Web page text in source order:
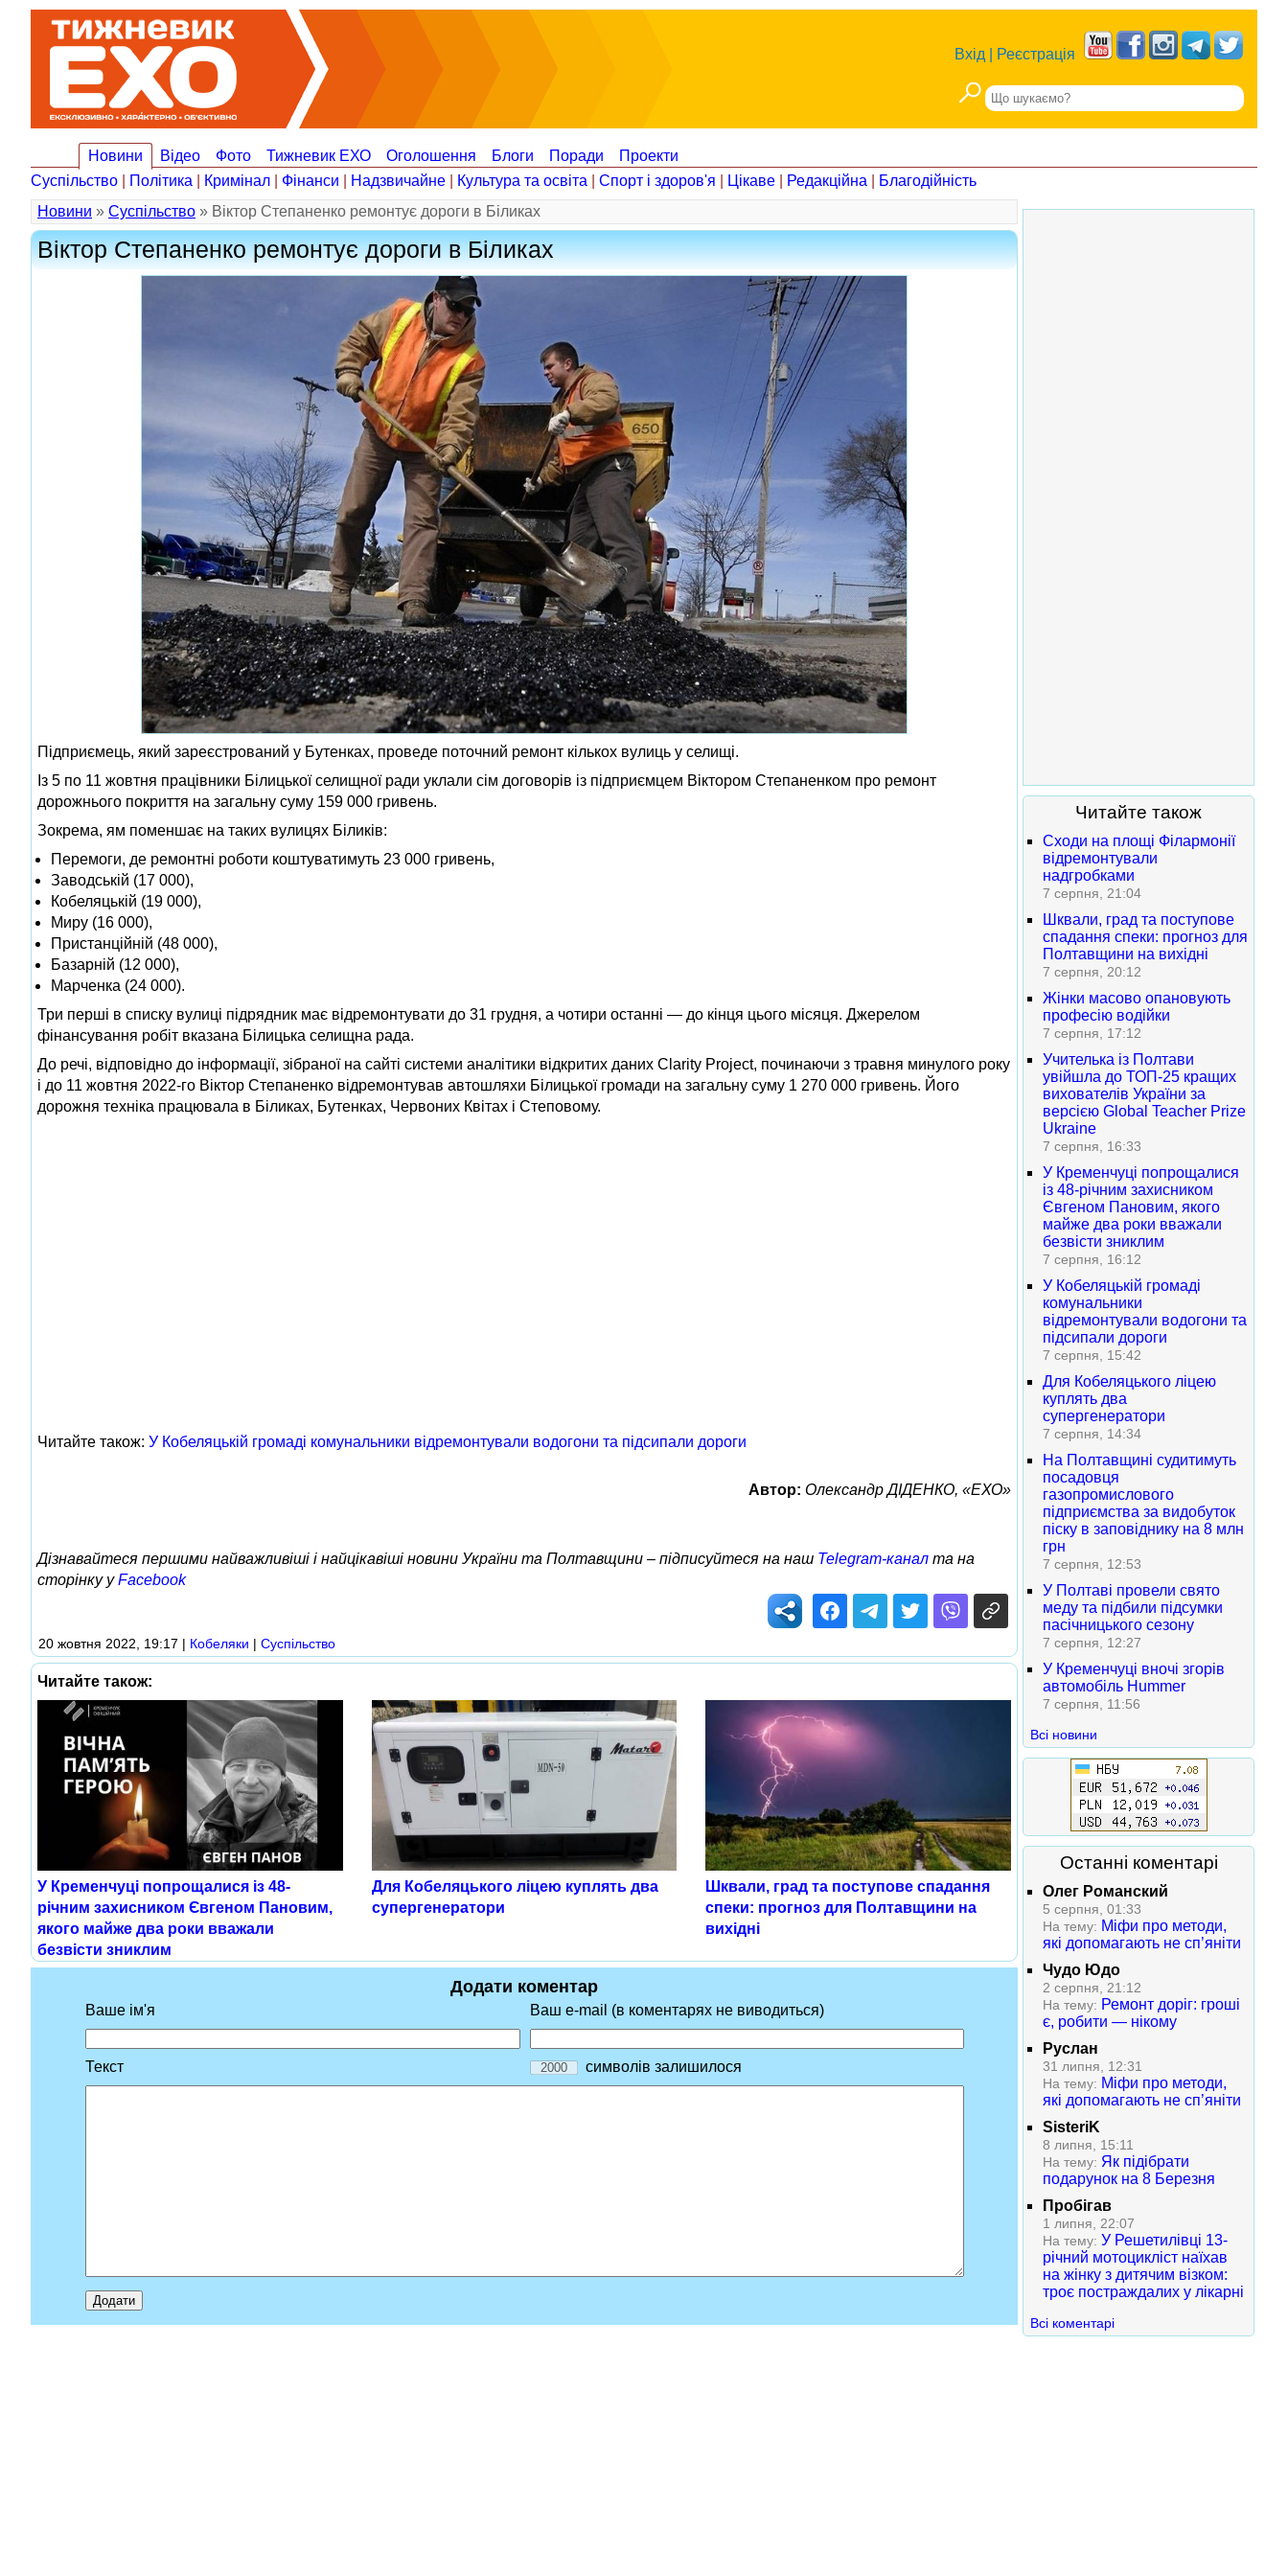
Вхід Реєстрація
Новини Відео Фото Тижневик ЕХО Оголошення Блоги Поради
Проекти
Суспільство
Політика Кримінал Фінанси Надзвичайне Культура та освіта Спорт і здоров'я Цікаве Редакційна
Благодійність
Новини » Суспільство » Віктор Степаненко ремонтує дороги в Біликах
Віктор Степаненко ремонтує дороги в Біликах
Підприємець, який зареєстрований у Бутенках, проведе поточний ремонт кількох вулиць у селищі.
Із 5 по 11 жовтня працівники Білицької селищної ради уклали сім договорів із підприємцем Віктором Степаненком про ремонт
дорожнього покриття на загальну суму 159 000 гривень.
Зокрема, ям поменшає на таких вулицях Біликів:
Перемоги, де ремонтні роботи коштуватимуть 23 000 гривень,
Заводській (17 000),
Кобеляцькій (19 000),
Миру (16 000),
Пристанційній (48 000),
Базарній (12 000),
Марченка (24 000).
Три перші в списку вулиці підрядник має відремонтувати до 31 грудня, а чотири останні — до кінця цього місяця. Джерелом
фінансування робіт вказана Білицька селищна рада.
До речі, відповідно до інформації, зібраної на сайті системи аналітики відкритих даних Clarity Project, починаючи з травня минулого року
і до 11 жовтня 2022-го Віктор Степаненко відремонтував автошляхи Білицької громади на загальну суму 1 270 000 гривень. Його
дорожня техніка працювала в Біликах, Бутенках, Червоних Квітах і Степовому.
Читайте також: У Кобеляцькій громаді комунальники відремонтували водогони та підсипали дороги
Автор: Олександр ДІДЕНКО, «ЕХО»
Дізнавайтеся першими найважливіші і найцікавіші новини України та Полтавщини – підписуйтеся на наш Telegram-канал та на
сторінку уFacebook
20 жовтня 2022, 19:17 | Кобеляки | Суспільство
Читайте також:
У Кременчуці попрощалися із 48-
річним захисником Євгеном Пановим,
якого майже два роки вважали
безвісти зниклим
Для Кобеляцького ліцею куплять два
супергенератори
Шквали, град та поступове спадання
спеки: прогноз для Полтавщини на
вихідні
Додати коментар
Ваше ім'я Ваш e-mail (в коментарях не виводиться)
Текст символів залишилося
Читайте також
Сходи на площі Філармонії
відремонтували
надгробками
7 серпня, 21:04
Шквали, град та поступове
спадання спеки: прогноз для
Полтавщини на вихідні
7 серпня, 20:12
Жінки масово опановують
професію водійки
7 серпня, 17:12
Учителька із Полтави
увійшла до ТОП-25 кращих
вихователів України за
версією Global Teacher Prize
Ukraine
7 серпня, 16:33
У Кременчуці попрощалися
із 48-річним захисником
Євгеном Пановим, якого
майже два роки вважали
безвісти зниклим
7 серпня, 16:12
У Кобеляцькій громаді
комунальники
відремонтували водогони та
підсипали дороги
7 серпня, 15:42
Для Кобеляцького ліцею
куплять два
супергенератори
7 серпня, 14:34
На Полтавщині судитимуть
посадовця
газопромислового
підприємства за видобуток
піску в заповіднику на 8 млн
грн
7 серпня, 12:53
У Полтаві провели свято
меду та підбили підсумки
пасічницького сезону
7 серпня, 12:27
У Кременчуці вночі згорів
автомобіль Hummer
7 серпня, 11:56
Всі новини
Останні коментарі
Олег Романский
5 серпня, 01:33
На тему: Міфи про методи,
які допомагають не сп’яніти
Чудо Юдо
2 серпня, 21:12
На тему: Ремонт доріг: гроші
є, робити — нікому
Руслан
31 липня, 12:31
На тему: Міфи про методи,
які допомагають не сп’яніти
SisteriK
8 липня, 15:11
На тему: Як підібрати
подарунок на 8 Березня
Пробігав
1 липня, 22:07
На тему: У Решетилівці 13-
річний мотоцикліст наїхав
на жінку з дитячим візком:
троє постраждалих у лікарні
Всі коментарі